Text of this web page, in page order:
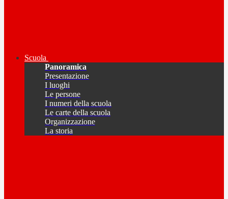
Scuola
Panoramica
Presentazione
I luoghi
Le persone
I numeri della scuola
Le carte della scuola
Organizzazione
La storia